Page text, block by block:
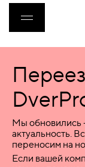
ДВЕРИ
ВОРОТА
Мы обновились
актуальность.
переносим на
Если вашей